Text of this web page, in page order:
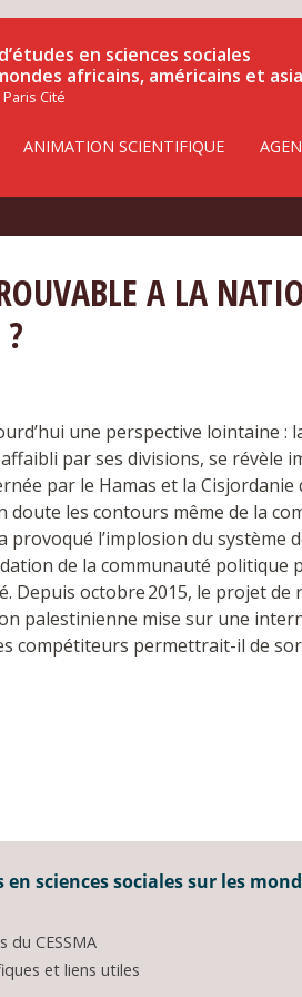
en sciences sociales
africains, américains et
Cité
ANIMATION SCIENTIFIQUE
A LA
une perspective lointaine
par ses divisions, se révèle
par le Hamas et la
les contours même de la
l’implosion du
de la communauté
Depuis octobre 2015, le projet
palestinienne mise sur une
compétiteurs permettrait-il de
en sciences sociales sur les
du CESSMA
et liens utiles